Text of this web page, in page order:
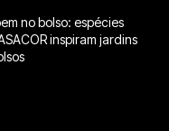
no bolso: espécies
inspiram jardins